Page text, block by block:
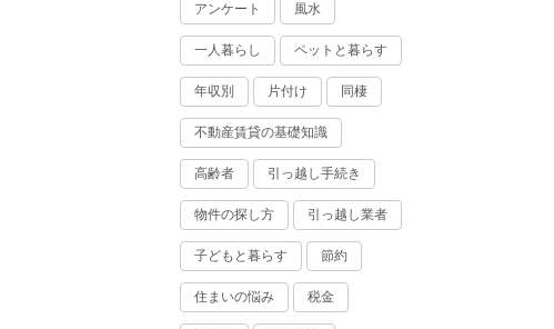
アンケート 風水
一人暮らし ペットと暮らす
年収別 片付け 同棲
不動産賃貸の基礎知識
高齢者 引っ越し手続き
物件の探し方 引っ越し業者
子どもと暮らす 節約
住まいの悩み 税金